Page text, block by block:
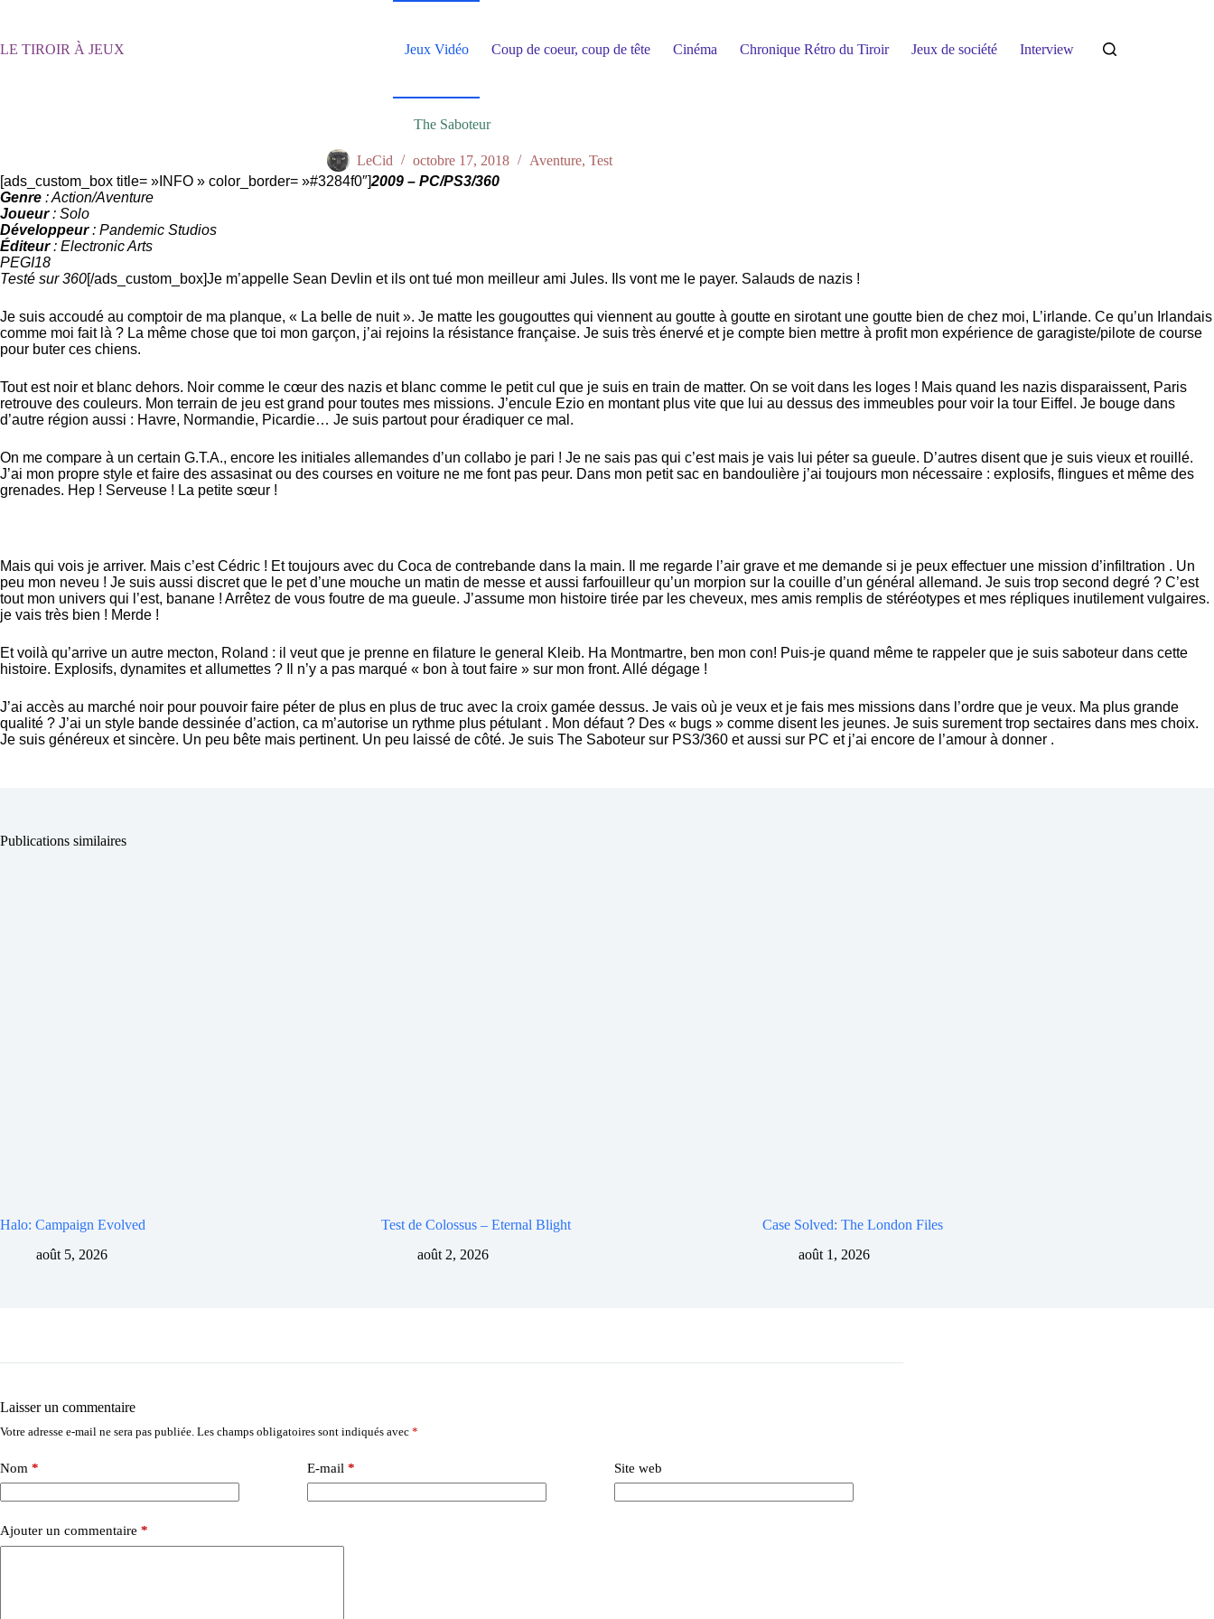
LE TIROIR À JEUX Jeux Vidéo Coup de coeur, coup de tête Cinéma Chronique Rétro du Tiroir Jeux de société Interview
The Saboteur
LeCid octobre 17, 2018 Aventure, Test
[ads_custom_box title= »INFO » color_border= »#3284f0″]2009 – PC/PS3/360
Genre : Action/Aventure
Joueur: Solo
Développeur: Pandemic Studios
Éditeur: Electronic Arts
PEGI18
Testé sur 360[/ads_custom_box]Je m’appelle Sean Devlin et ils ont tué mon meilleur ami Jules. Ils vont me le payer. Salauds de nazis !
Je suis accoudé au comptoir de ma planque, « La belle de nuit ». Je matte les gougouttes qui viennent au goutte à goutte en sirotant une goutte bien de chez moi, L’irlande. Ce qu’un Irlandais
comme moi fait là ? La même chose que toi mon garçon, j’ai rejoins la résistance française. Je suis très énervé et je compte bien mettre à profit mon expérience de garagiste/pilote de course
pour buter ces chiens.
Tout est noir et blanc dehors. Noir comme le cœur des nazis et blanc comme le petit cul que je suis en train de matter. On se voit dans les loges ! Mais quand les nazis disparaissent, Paris
retrouve des couleurs. Mon terrain de jeu est grand pour toutes mes missions. J’encule Ezio en montant plus vite que lui au dessus des immeubles pour voir la tour Eiffel. Je bouge dans
d’autre région aussi : Havre, Normandie, Picardie… Je suis partout pour éradiquer ce mal.
On me compare à un certain G.T.A., encore les initiales allemandes d’un collabo je pari ! Je ne sais pas qui c’est mais je vais lui péter sa gueule. D’autres disent que je suis vieux et rouillé.
J’ai mon propre style et faire des assasinat ou des courses en voiture ne me font pas peur. Dans mon petit sac en bandoulière j’ai toujours mon nécessaire : explosifs, flingues et même des
grenades. Hep ! Serveuse ! La petite sœur !
Mais qui vois je arriver. Mais c’est Cédric ! Et toujours avec du Coca de contrebande dans la main. Il me regarde l’air grave et me demande si je peux effectuer une mission d’infiltration . Un
peu mon neveu ! Je suis aussi discret que le pet d’une mouche un matin de messe et aussi farfouilleur qu’un morpion sur la couille d’un général allemand. Je suis trop second degré ? C’est
tout mon univers qui l’est, banane ! Arrêtez de vous foutre de ma gueule. J’assume mon histoire tirée par les cheveux, mes amis remplis de stéréotypes et mes répliques inutilement vulgaires.
je vais très bien ! Merde !
Et voilà qu’arrive un autre mecton, Roland : il veut que je prenne en filature le general Kleib. Ha Montmartre, ben mon con! Puis-je quand même te rappeler que je suis saboteur dans cette
histoire. Explosifs, dynamites et allumettes ? Il n’y a pas marqué « bon à tout faire » sur mon front. Allé dégage !
J’ai accès au marché noir pour pouvoir faire péter de plus en plus de truc avec la croix gamée dessus. Je vais où je veux et je fais mes missions dans l’ordre que je veux. Ma plus grande
qualité ? J’ai un style bande dessinée d’action, ca m’autorise un rythme plus pétulant . Mon défaut ? Des « bugs » comme disent les jeunes. Je suis surement trop sectaires dans mes choix.
Je suis généreux et sincère. Un peu bête mais pertinent. Un peu laissé de côté. Je suis The Saboteur sur PS3/360 et aussi sur PC et j’ai encore de l’amour à donner .
Publications similaires
Halo: Campaign Evolved
août 5, 2026
Test de Colossus – Eternal Blight
août 2, 2026
Case Solved: The London Files
août 1, 2026
Laisser un commentaire
Votre adresse e-mail ne sera pas publiée. Les champs obligatoires sont indiqués avec *
Nom * E-mail * Site web
Ajouter un commentaire *